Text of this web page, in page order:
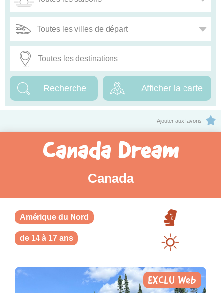
Afficher la carte
Ajouter aux favoris
Canada Dream
Canada
Amérique du Nord
de 14 à 17 ans
EXCLU Web